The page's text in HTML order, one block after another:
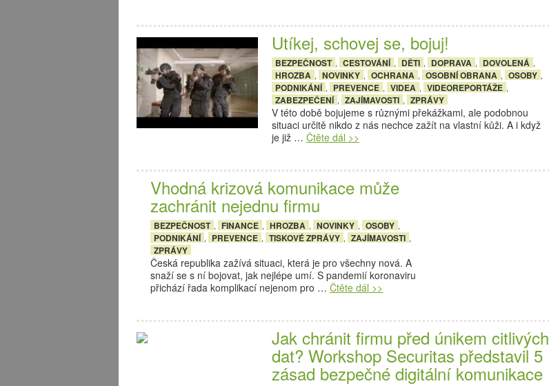
Utíkej, schovej se, bojuj!
BEZPEČNOST , CESTOVÁNÍ , DĚTI , DOPRAVA , DOVOLENÁ ,
HROZBA , NOVINKY , OCHRANA , OSOBNÍ OBRANA , OSOBY ,
PODNIKÁNÍ , PREVENCE , VIDEA , VIDEOREPORTÁŽE ,
ZABEZPEČENÍ , ZAJÍMAVOSTI , ZPRÁVY
V této době bojujeme s různými překážkami, ale podobnou
situaci určitě nikdo z nás nechce zažít na vlastní kůži. A i když
je již … Čtěte dál >>
Vhodná krizová komunikace může
zachránit nejednu firmu
BEZPEČNOST , FINANCE , HROZBA , NOVINKY , OSOBY ,
PODNIKÁNÍ , PREVENCE , TISKOVÉ ZPRÁVY , ZAJÍMAVOSTI ,
ZPRÁVY
Česká republika zažívá situaci, která je pro všechny nová. A
snaží se s ní bojovat, jak nejlépe umí. S pandemií koronaviru
přichází řada komplikací nejenom pro … Čtěte dál >>
Jak chránit firmu před únikem citlivých
dat? Workshop Securitas představil 5
zásad bezpečné digitální komunikace